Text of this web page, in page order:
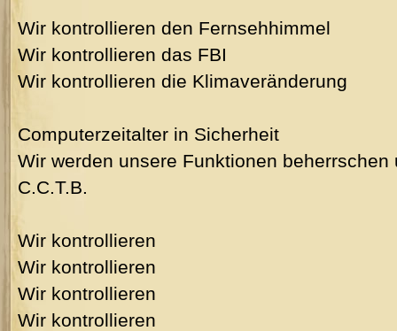
Wir kontrollieren den Fernsehhimmel
Wir kontrollieren das FBI
Wir kontrollieren die Klimaveränderung
Computerzeitalter in Sicherheit
Wir werden unsere Funktionen beherrschen
C.C.T.B.
Wir kontrollieren
Wir kontrollieren
Wir kontrollieren
Wir kontrollieren